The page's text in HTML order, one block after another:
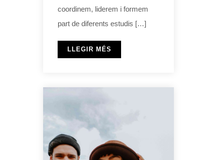
coordinem, liderem i formem
part de diferents estudis […]
LLEGIR MÉS